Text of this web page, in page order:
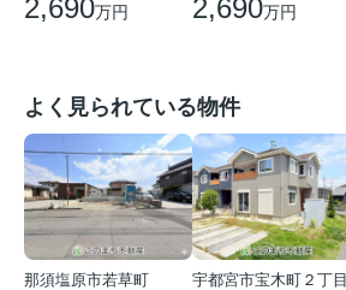
2,690万円 2,690万円
よく見られている物件
那須塩原市若草町
宇都宮市宝木町２丁目